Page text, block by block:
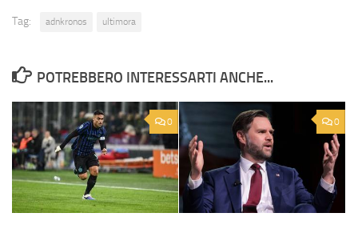
Tag: adnkronos ultimora
POTREBBERO INTERESSARTI ANCHE...
0 0